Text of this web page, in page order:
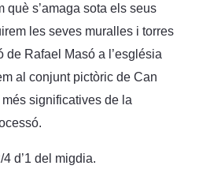
què s’amaga sota els seus
les seves muralles i torres
de Rafael Masó a l’església
al conjunt pictòric de Can
significatives de la
4 d’1 del migdia.